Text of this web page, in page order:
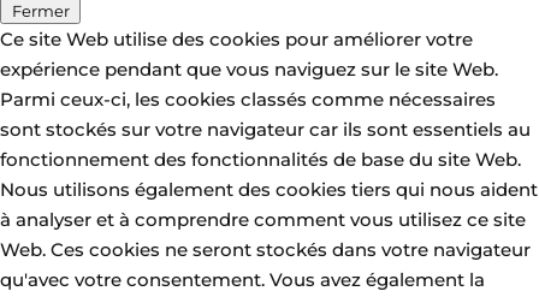
Fermer
Ce site Web utilise des cookies pour améliorer votre
expérience pendant que vous naviguez sur le site Web.
Parmi ceux-ci, les cookies classés comme nécessaires
sont stockés sur votre navigateur car ils sont essentiels au
fonctionnement des fonctionnalités de base du site Web.
Nous utilisons également des cookies tiers qui nous aident
à analyser et à comprendre comment vous utilisez ce site
Web. Ces cookies ne seront stockés dans votre navigateur
qu'avec votre consentement. Vous avez également la